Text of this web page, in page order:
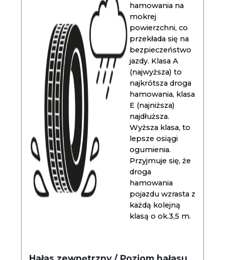
hamowania na
mokrej
powierzchni, co
przekłada się na
bezpieczeństwo
jazdy. Klasa A
(najwyższa) to
najkrótsza droga
hamowania, klasa
E (najniższa)
najdłuższa.
Wyższa klasa, to
lepsze osiągi
ogumienia.
Przyjmuje się, że
droga
hamowania
pojazdu wzrasta z
każdą kolejną
klasą o ok.3,5 m.